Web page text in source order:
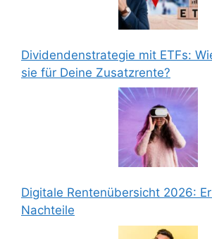
Dividendenstrategie mit ETFs:
sie für Deine Zusatzrente?
Digitale Rentenübersicht 2026:
Nachteile